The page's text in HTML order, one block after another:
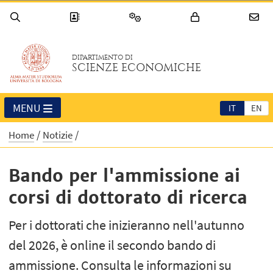
DIPARTIMENTO DI
SCIENZE ECONOMICHE
IT EN
MENU
Home Notizie
Bando per l'ammissione ai
corsi di dottorato di ricerca
Per i dottorati che inizieranno nell'autunno
del 2026, è online il secondo bando di
ammissione. Consulta le informazioni su